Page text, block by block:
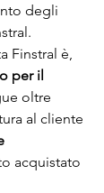
degli
Finstral è,
per il
oltre
al cliente
acquistato